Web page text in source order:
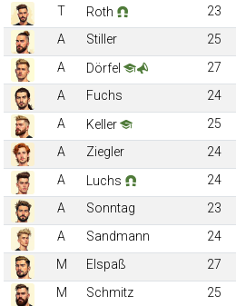
T
Roth 23
A
Stiller 25
A
Dörfel 27
A
Fuchs 24
A
Keller 25
A
Ziegler 24
A
Luchs 24
A
Sonntag 23
A
Sandmann 24
M
Elspaß 27
M
Schmitz 25